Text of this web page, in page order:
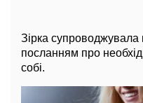
Зірка
посланням про
собі.